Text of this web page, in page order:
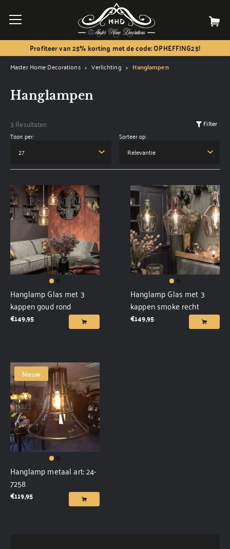
Profiteer van 25% korting met de code: OPHEFFING25!
Master Home Decorations Verlichting Hanglampen
Hanglampen
3 Resultaten
Filter
Toon per:
Sorteer op:
Hanglamp Glas met 3
kappen goud rond
€149,95
Hanglamp Glas met 3
kappen smoke recht
€149,95
Nieuw
Hanglamp metaal art: 24-
7258
€119,95